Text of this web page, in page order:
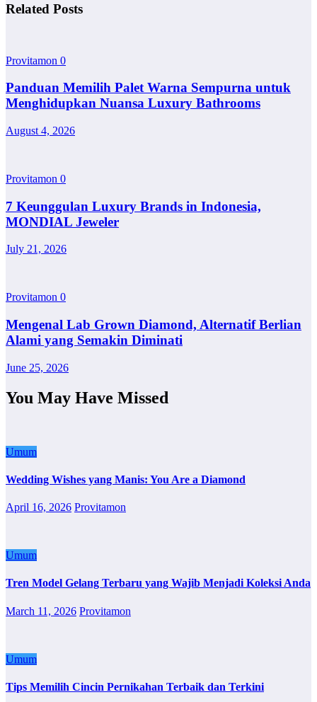
Related Posts
Provitamon 0
Panduan Memilih Palet Warna Sempurna untuk
Menghidupkan Nuansa Luxury Bathrooms
August 4, 2026
Provitamon 0
7 Keunggulan Luxury Brands in Indonesia,
MONDIAL Jeweler
July 21, 2026
Provitamon 0
Mengenal Lab Grown Diamond, Alternatif Berlian
Alami yang Semakin Diminati
June 25, 2026
You May Have Missed
Umum
Wedding Wishes yang Manis: You Are a Diamond
April 16, 2026 Provitamon
Umum
Tren Model Gelang Terbaru yang Wajib Menjadi Koleksi Anda
March 11, 2026 Provitamon
Umum
Tips Memilih Cincin Pernikahan Terbaik dan Terkini